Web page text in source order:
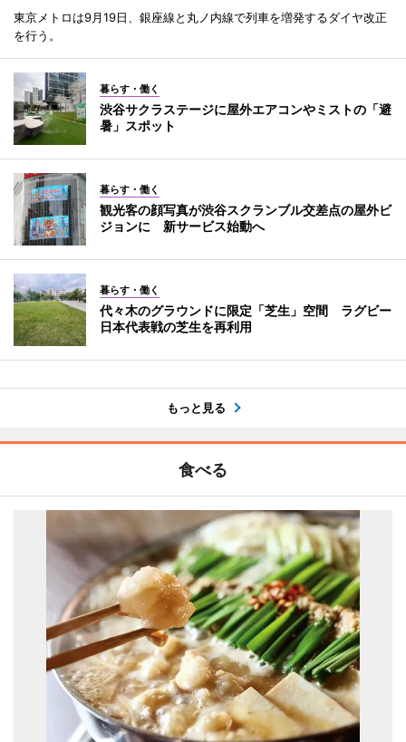
東京メトロは9月19日、銀座線と丸ノ内線で列車を増発するダイヤ改正
を行う。
暮らす・働く
渋谷サクラステージに屋外エアコンやミストの「避
暑」スポット
暮らす・働く
観光客の顔写真が渋谷スクランブル交差点の屋外ビ
ジョンに 新サービス始動へ
暮らす・働く
代々木のグラウンドに限定「芝生」空間 ラグビー
日本代表戦の芝生を再利用
もっと見る
食べる